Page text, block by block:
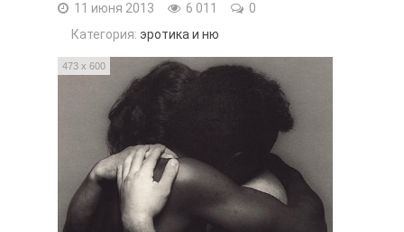
11 июня 2013 6 011
0
Категория: эротика и ню
473 x 600